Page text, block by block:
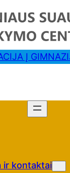
Į
ir kontaktai